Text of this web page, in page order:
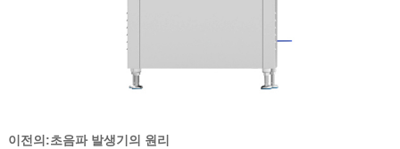
이전의:초음파 발생기의 원리